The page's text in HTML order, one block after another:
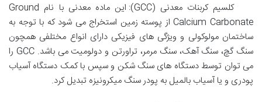
کلسیم کربنات معدنی (GCC): این ماده معدنی با نام Ground
Calcium Carbonate از پوسته زمین استخراج می شود که با توجه به
ساختمان مولوکولی و ویژگی های فیزیکی دارای انواع مختلفی همچون
سنگ گچ، سنگ آهک، سنگ مرمر، تراورتن و دولومیت می باشد. GCC را
می توان توسط دستگاه های سنگ شکن و سپس با کمک دستگاه آسیاب
پودری و یا آسیاب بالمیل به پودر سنگ میکرونیزه تبدیل کرد.